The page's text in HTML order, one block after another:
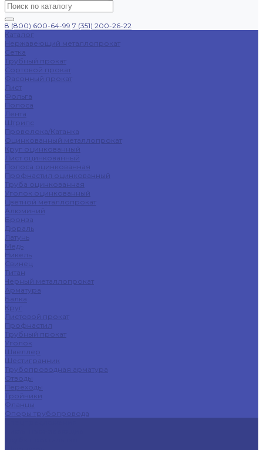
8 (800) 600-64-99 7 (351) 200-26-22
Каталог
Нержавеющий металлопрокат
Сетка
Трубный прокат
Сортовой прокат
Фасонный прокат
Лист
Фольга
Полоса
Лента
Штрипс
Проволока/Катанка
Оцинкованный металлопрокат
Круг оцинкованный
Лист оцинкованный
Полоса оцинкованная
Профнастил оцинкованный
Труба оцинкованная
Уголок оцинкованный
Цветной металлопрокат
Алюминий
Бронза
Дюраль
Латунь
Медь
Никель
Свинец
Титан
Черный металлопрокат
Арматура
Балка
Круг
Листовой прокат
Профнастил
Трубный прокат
Уголок
Швеллер
Шестигранник
Трубопроводная арматура
Отводы
Переходы
Тройники
Фланцы
Опоры трубопровода